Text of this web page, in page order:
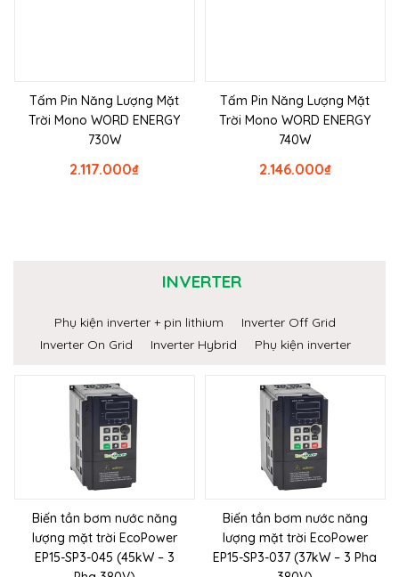
Tấm Pin Năng Lượng Mặt
Trời Mono WORD ENERGY
730W
₫
2.117.000
Tấm Pin Năng Lượng Mặt
Trời Mono WORD ENERGY
740W
₫
2.146.000
INVERTER
Phụ kiện inverter + pin lithium
Inverter Off Grid
Inverter On Grid
Inverter Hybrid Phụ kiện inverter
Biến tần bơm nước năng
lượng mặt trời EcoPower
EP15-SP3-045 (45kW – 3
Biến tần bơm nước năng
lượng mặt trời EcoPower
EP15-SP3-037 (37kW – 3 Pha